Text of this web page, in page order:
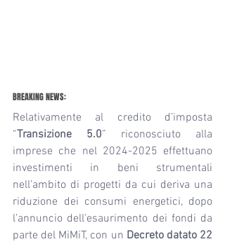
BREAKING NEWS:
Relativamente al credito d’imposta
“Transizione 5.0” riconosciuto alla
imprese che nel 2024-2025 effettuano
investimenti in beni strumentali
nell’ambito di progetti da cui deriva una
riduzione dei consumi energetici, dopo
l’annuncio dell’esaurimento dei fondi da
parte del MiMiT, con un Decreto datato 22